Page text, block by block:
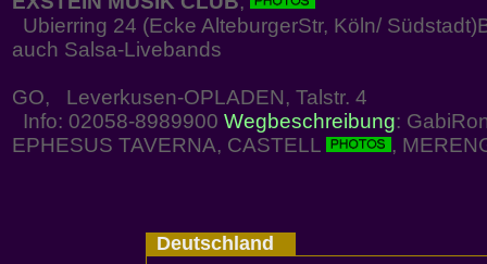
Ubierring 24 (Ecke AlteburgerStr, Köln/
auch Salsa-Livebands
GO, Leverkusen-OPLADEN, Talstr. 4
Info: 02058-8989900 Wegbeschreibung:
EPHESUS TAVERNA, CASTELL
,
Deutschland